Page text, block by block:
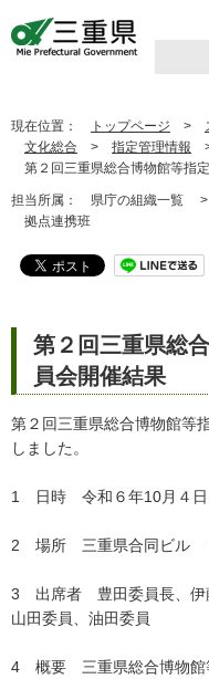
現在位置： トップページ >
文化総合 > 指定管理情報
第２回三重県総合博物館等指
担当所属： 県庁の組織一覧 >
拠点連携班
第２回三重県総
員会開催結果
第２回三重県総合博物館等
しました。
1 日時 令和６年10月４日
2 場所 三重県合同ビル
3 出席者 豊田委員長、伊
山田委員、油田委員
4 概要 三重県総合博物館